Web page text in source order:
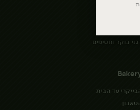
וקמחים
בוקר וחטיפים
עד הבית